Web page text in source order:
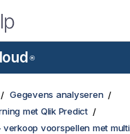
®
Gegevens analyseren
met Qlik Predict
voorspellen met